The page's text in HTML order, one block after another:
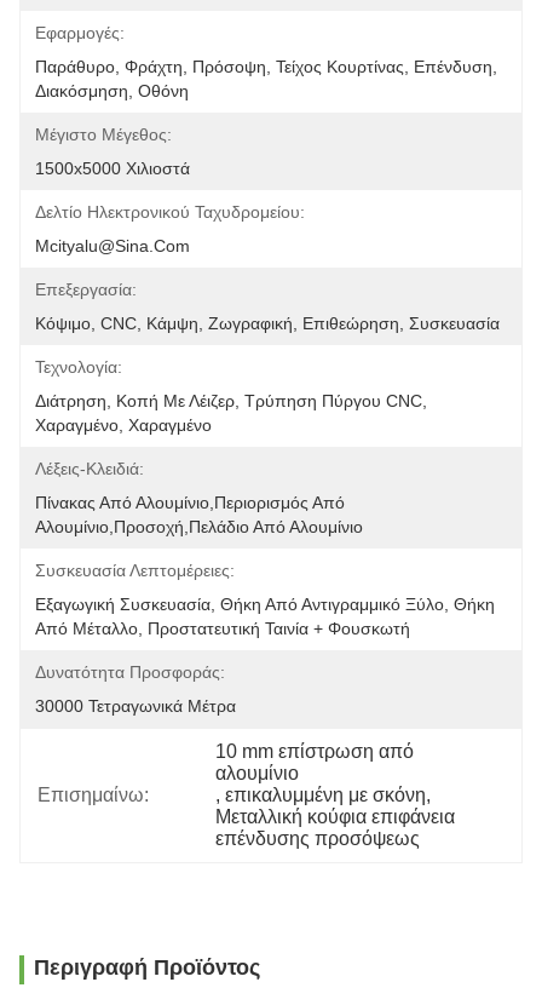
Εφαρμογές:
Παράθυρο, Φράχτη, Πρόσοψη, Τείχος Κουρτίνας, Επένδυση,
Διακόσμηση, Οθόνη
Μέγιστο Μέγεθος:
1500x5000 Χιλιοστά
Δελτίο Ηλεκτρονικού Ταχυδρομείου:
Mcityalu@sina.com
Επεξεργασία:
Κόψιμο, CNC, Κάμψη, Ζωγραφική, Επιθεώρηση, Συσκευασία
Τεχνολογία:
Διάτρηση, Κοπή Με Λέιζερ, Τρύπηση Πύργου CNC,
Χαραγμένο, Χαραγμένο
Λέξεις-Κλειδιά:
Πίνακας Από Αλουμίνιο,περιορισμός Από
Αλουμίνιο,προσοχή,πελάδιο Από Αλουμίνιο
Συσκευασία Λεπτομέρειες:
Εξαγωγική Συσκευασία, Θήκη Από Αντιγραμμικό Ξύλο, Θήκη
Από Μέταλλο, Προστατευτική Ταινία + Φουσκωτή
Δυνατότητα Προσφοράς:
30000 Τετραγωνικά Μέτρα
Επισημαίνω:
10 mm επίστρωση από
αλουμίνιο
, επικαλυμμένη με σκόνη,
Μεταλλική κούφια επιφάνεια
επένδυσης προσόψεως
Περιγραφή Προϊόντος